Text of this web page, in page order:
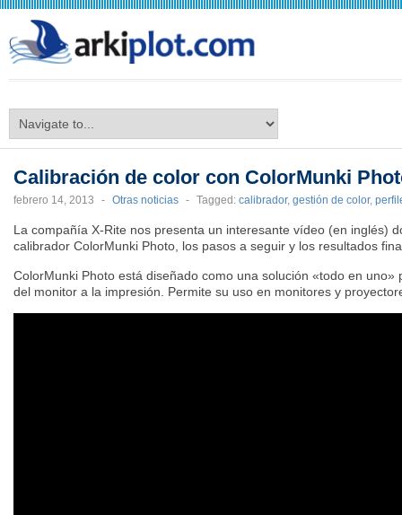
Calibración de color con ColorMunki
febrero 14, 2013 - Otras noticias - Tagged: calibrador, gestión de color,
La compañía X-Rite nos presenta un interesante vídeo (en inglés)
calibrador ColorMunki Photo, los pasos a seguir y los resultados
ColorMunki Photo está diseñado como una solución «todo en uno»
del monitor a la impresión. Permite su uso en monitores y